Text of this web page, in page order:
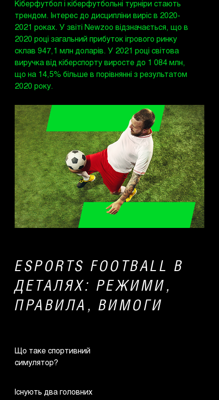
Кіберфутбол і кіберфутбольні турніри стають
трендом. Інтерес до дисципліни виріс в 2020-
2021 роках. У звіті Newzoo відзначається, що в
2020 році загальний прибуток ігрового ринку
склав 947,1 млн доларів. У 2021 році світова
виручка від кіберспорту виросте до 1 084 млн,
що на 14,5% більше в порівнянні з результатом
2020 року.
ESPORTS FOOTBALL В
ДЕТАЛЯХ: РЕЖИМИ,
ПРАВИЛА, ВИМОГИ
Що таке спортивний
симулятор?
Існують два головних